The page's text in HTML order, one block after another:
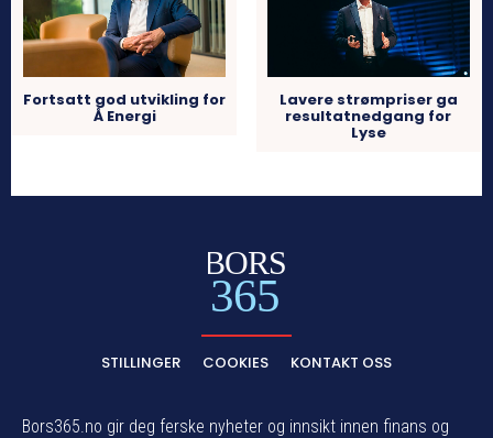
Fortsatt god utvikling for
Å Energi
Lavere strømpriser ga
resultatnedgang for
Lyse
BORS
365
STILLINGER COOKIES KONTAKT OSS
Bors365.no gir deg ferske nyheter og innsikt innen finans og